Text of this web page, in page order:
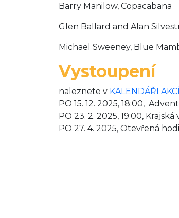
Barry Manilow, Copacabana
Glen Ballard and Alan
Michael Sweeney, Blue
Vystoupení
naleznete v KALENDÁŘI AKCÍ
PO 15. 12. 2025, 18:00,
PO 23. 2. 2025, 19:00,
PO 27. 4. 2025, Otevřená